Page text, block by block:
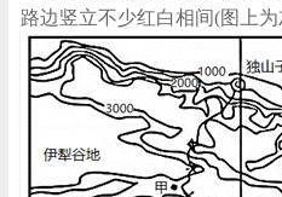
路边竖立不少红白相间(图上